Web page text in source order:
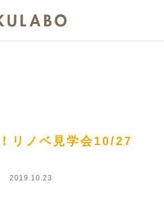
リノベ見学会10/27
2019.10.23